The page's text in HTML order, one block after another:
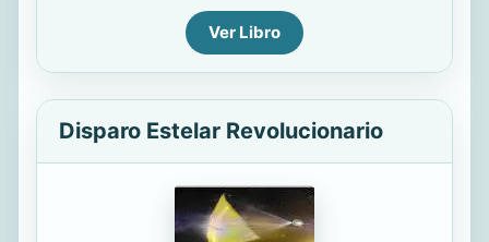
Ver Libro
Disparo Estelar Revolucionario